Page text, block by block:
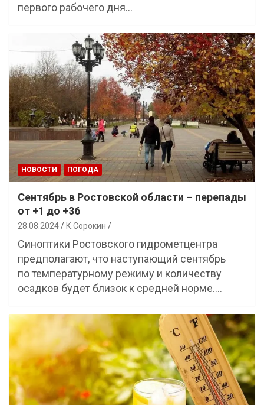
первого рабочего дня…
НОВОСТИ ПОГОДА
Сентябрь в Ростовской области – перепады
от +1 до +36
28.08.2024 К.Сорокин
Синоптики Ростовского гидрометцентра
предполагают, что наступающий сентябрь
по температурному режиму и количеству
осадков будет близок к средней норме.…